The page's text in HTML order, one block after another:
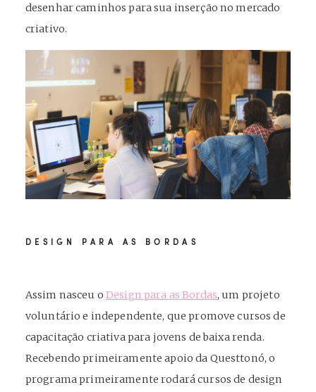
desenhar caminhos para sua inserção no mercado
criativo.
DESIGN PARA AS BORDAS
Assim nasceu o Design para as Bordas, um projeto
voluntário e independente, que promove cursos de
capacitação criativa para jovens de baixa renda.
Recebendo primeiramente apoio da Questtonó, o
programa primeiramente rodará cursos de design